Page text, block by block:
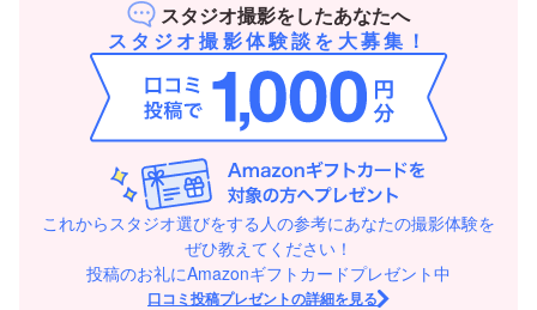
スタジオ撮影をしたあなたへ
スタジオ撮影体験談を大募集！
これからスタジオ選びをする人の参考にあなたの撮影体験を
ぜひ教えてください！
投稿のお礼にAmazonギフトカードプレゼント中
口コミ投稿プレゼントの詳細を見る